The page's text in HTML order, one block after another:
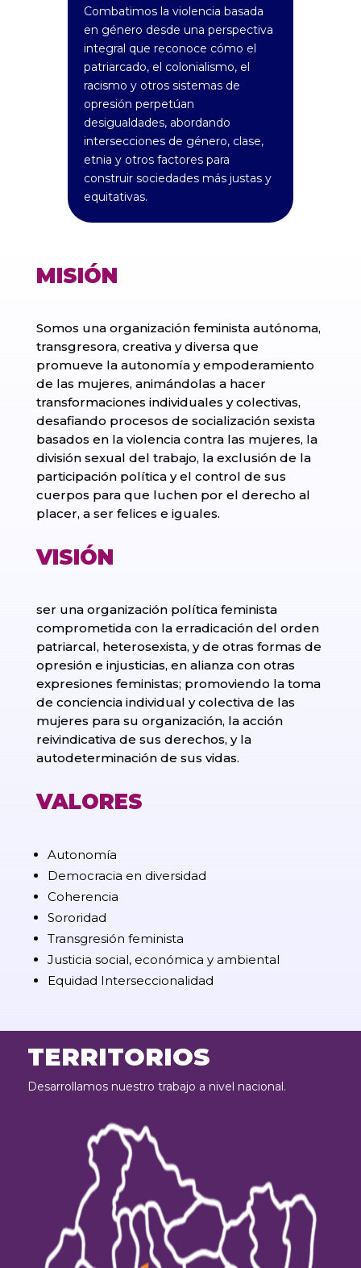
Combatimos la violencia basada
en género desde una perspectiva
integral que reconoce cómo el
patriarcado, el colonialismo, el
racismo y otros sistemas de
opresión perpetúan
desigualdades, abordando
intersecciones de género, clase,
etnia y otros factores para
construir sociedades más justas y
equitativas.
MISIÓN
Somos una organización feminista autónoma,
transgresora, creativa y diversa que
promueve la autonomía y empoderamiento
de las mujeres, animándolas a hacer
transformaciones individuales y colectivas,
desafiando procesos de socialización sexista
basados en la violencia contra las mujeres, la
división sexual del trabajo, la exclusión de la
participación política y el control de sus
cuerpos para que luchen por el derecho al
placer, a ser felices e iguales.
VISIÓN
ser una organización política feminista
comprometida con la erradicación del orden
patriarcal, heterosexista, y de otras formas de
opresión e injusticias, en alianza con otras
expresiones feministas; promoviendo la toma
de conciencia individual y colectiva de las
mujeres para su organización, la acción
reivindicativa de sus derechos, y la
autodeterminación de sus vidas.
VALORES
Autonomía
Democracia en diversidad
Coherencia
Sororidad
Transgresión feminista
Justicia social, económica y ambiental
Equidad Interseccionalidad
TERRITORIOS
Desarrollamos nuestro trabajo a nivel nacional.